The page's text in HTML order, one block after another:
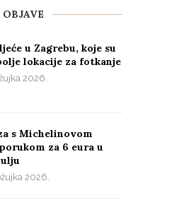
OBJAVE
u Zagrebu, koje su
lokacije za fotkanje
2026.
s Michelinovom
za 6 eura u
2026.